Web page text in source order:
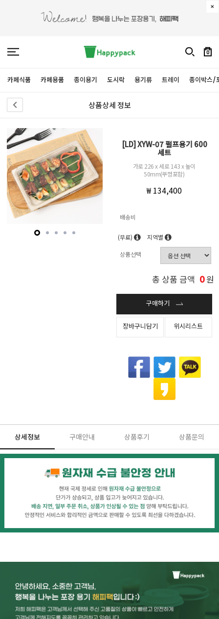
0
카페식품 카페용품 종이용기 도시락 용기류 트레이 종이박스/
상품상세 정보
[LD] XYW-07 펄프용기 600
세트
가로 226 x 세로 143 x 높이
50mm(뚜껑포함)
₩ 134,400
배송비
(무료) 지역별
상품선택
총 상품 금액 0원
구매하기
장바구니담기 위시리스트
상세정보 구매안내 상품후기 상품문의